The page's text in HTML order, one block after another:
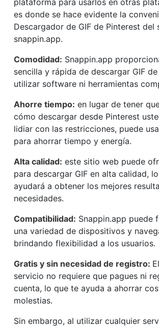
es donde se hace evidente la
Descargador de GIF de Pinterest del
snappin.app.
Comodidad: Snappin.app
sencilla y rápida de descargar GIF
utilizar software ni herramientas
Ahorre tiempo: en lugar de tener
cómo descargar desde Pinterest
lidiar con las restricciones, puede
para ahorrar tiempo y energía.
Alta calidad: este sitio web puede
para descargar GIF en alta calidad,
ayudará a obtener los mejores
necesidades.
Compatibilidad: Snappin.app puede
una variedad de dispositivos y
brindando flexibilidad a los usuarios.
Gratis y sin necesidad de registro:
servicio no requiere que pagues ni
cuenta, lo que te ayuda a ahorrar
molestias.
Sin embargo, al utilizar cualquier